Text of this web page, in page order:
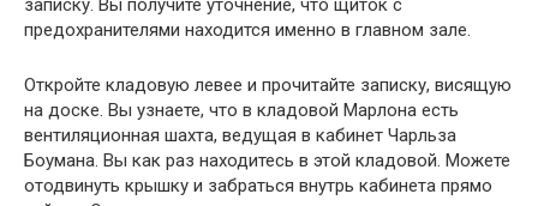
записку. Вы получите уточнение, что щиток с
предохранителями находится именно в главном зале.
Откройте кладовую левее и прочитайте записку, висящую
на доске. Вы узнаете, что в кладовой Марлона есть
вентиляционная шахта, ведущая в кабинет Чарльза
Боумана. Вы как раз находитесь в этой кладовой. Можете
отодвинуть крышку и забраться внутрь кабинета прямо